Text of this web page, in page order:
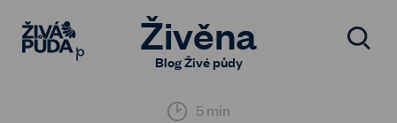
Živěna
Blog Živé půdy
5 min